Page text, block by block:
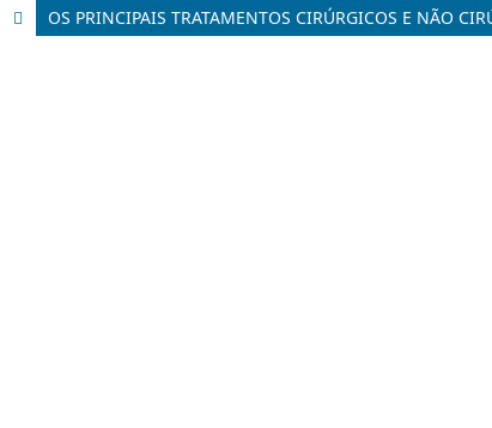
OS PRINCIPAIS TRATAMENTOS CIRÚRGICOS E NÃO